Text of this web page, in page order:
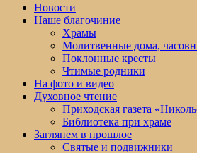
Новости
Наше благочиние
Храмы
Молитвенные дома,
Поклонные кресты
Чтимые родники
На фото и видео
Духовное чтение
Приходская газета
Библиотека при храме
Заглянем в прошлое
Святые и подвижники